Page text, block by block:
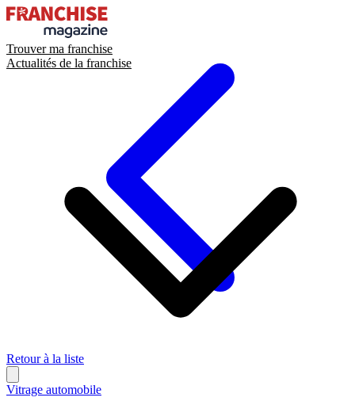
Trouver ma franchise
Actualités de la franchise
Retour à la liste
Vitrage automobile